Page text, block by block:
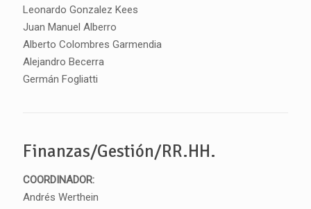
Leonardo Gonzalez Kees
Juan Manuel Alberro
Alberto Colombres Garmendia
Alejandro Becerra
Germán Fogliatti
Finanzas/Gestión/RR.HH.
COORDINADOR:
Andrés Werthein